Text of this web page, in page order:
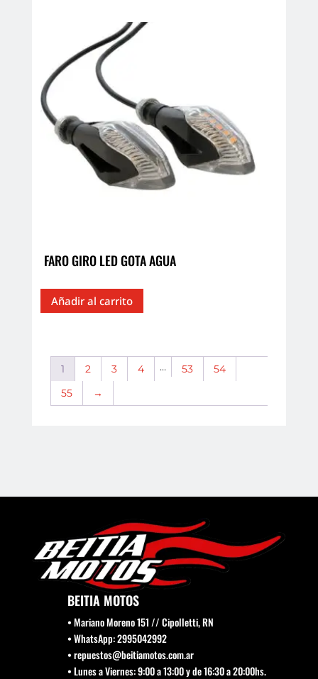
FARO GIRO LED GOTA AGUA
Añadir al carrito
1 2 3 4 … 53
54
55
→
BEITIA MOTOS
• Mariano Moreno 151 // Cipolletti, RN
• WhatsApp: 2995042992
• repuestos@beitiamotos.com.ar
• Lunes a Viernes: 9:00 a 13:00 y de 16:30 a 20:00hs.